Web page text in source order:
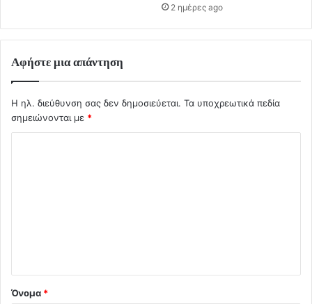
2 ημέρες ago
Αφήστε μια απάντηση
Η ηλ. διεύθυνση σας δεν δημοσιεύεται. Τα υποχρεωτικά πεδία
σημειώνονται με *
Όνομα *